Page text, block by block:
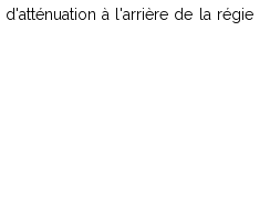
à l'arrière de la régie